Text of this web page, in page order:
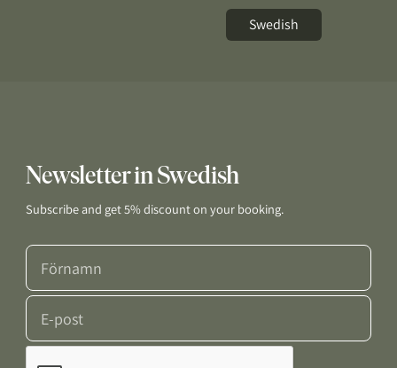
Swedish
Newsletter in Swedish
Subscribe and get 5% discount on your booking.